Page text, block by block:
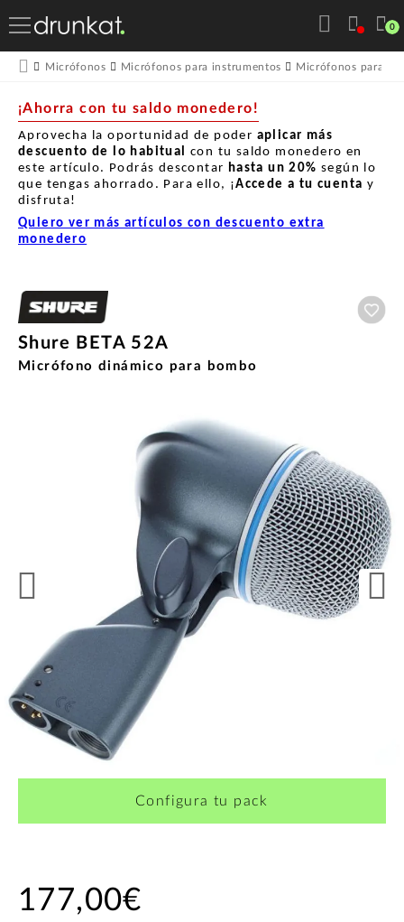
0
Micrófonos Micrófonos para instrumentos Micrófonos para
¡Ahorra con tu saldo monedero!
Aprovecha la oportunidad de poder aplicar más
descuento de lo habitual con tu saldo monedero en
este artículo. Podrás descontar hasta un 20% según lo
que tengas ahorrado. Para ello, ¡Accede a tu cuenta y
disfruta!
Quiero ver más artículos con descuento extra
monedero
Shure BETA 52A
Micrófono dinámico para bombo
Configura tu pack
177,00€